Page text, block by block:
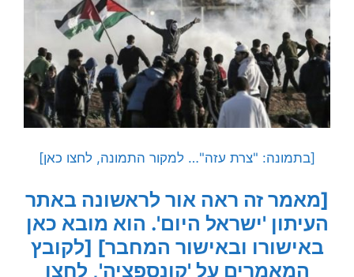
[בתמונה: "צרת עזה"… למקור התמונה, לחצו כאן]
[מאמר זה ראה אור לראשונה באתר
העיתון 'ישראל היום'. הוא מובא כאן
באישורו ובאישור המחבר] [לקובץ
המאמרים על 'קונספציה', לחצו